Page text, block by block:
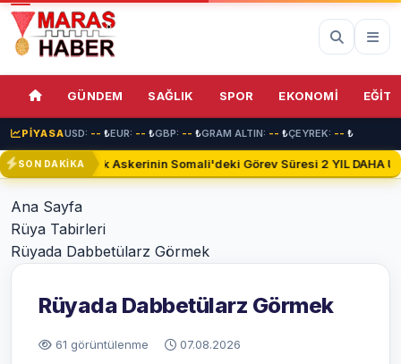
GÜNDEM SAĞLIK SPOR EKONOMİ
PİYASAUSD: -- ₺EUR: -- ₺GBP: -- ₺GRAM ALTIN: -- ₺ÇEYREK: -- ₺
SON DAKİKATürk Askerinin Somali'deki Görev Süresi 2 YIL DAHA
Ana Sayfa
Rüya Tabirleri
Rüyada Dabbetülarz Görmek
Rüyada Dabbetülarz Görmek
61 görüntülenme 07.08.2026